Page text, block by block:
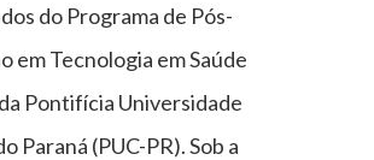
do Programa de Pós-
em Tecnologia em Saúde
Pontifícia Universidade
Paraná (PUC-PR). Sob a